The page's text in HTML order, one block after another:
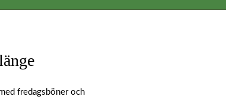
fredagsböner och